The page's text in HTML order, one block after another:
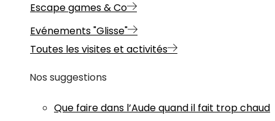
Escape games & Co
Evénements "Glisse"
Toutes les visites et activités
Nos suggestions
Que faire dans l’Aude quand il fait trop chaud